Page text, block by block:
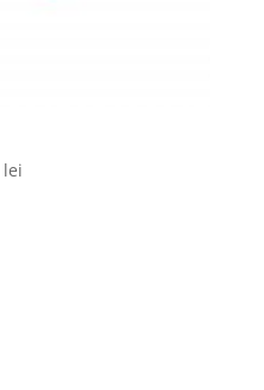
lei